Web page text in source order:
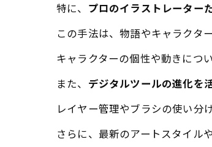
特に、 プロのイラストレーター
この手法は、物語やキャラクタ
キャラクターの個性や動きにつ
また、 デジタルツールの進化を
レイヤー管理やブラシの使い分
さらに、最新のアートスタイル